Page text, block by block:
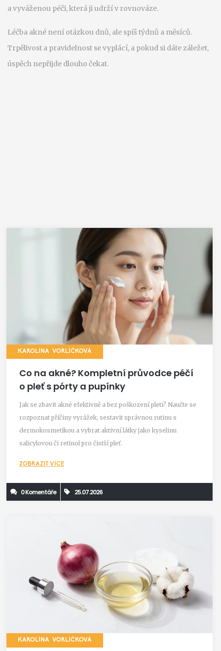
a vyváženou péči, která ji udrží v rovnováze.
Léčba akné není otázkou dnů, ale spíš týdnů a měsíců.
Trpělivost a pravidelnost se vyplácí, a pokud si dáte záležet,
úspěch nepřijde dlouho čekat.
KAROLÍNA VORLÍČKOVÁ
Co na akné? Kompletní průvodce péčí
o pleť s pórty a pupínky
Jak se zbavit akné efektivně a bez poškození pleti? Naučte se
rozpoznat příčiny vyrážek, sestavit správnou rutinu s
dermokosmetikou a vybrat aktivní látky jako kyselinu
salicylovou či retinol pro čistší pleť.
ZOBRAZIT VÍCE
0 Komentáře 25.07.2026
KAROLÍNA VORLÍČKOVÁ